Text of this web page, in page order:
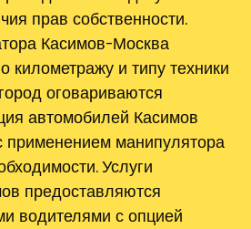
прав собственности.
Касимов-Москва
километражу и типу техники
оговариваются
автомобилей Касимов
применением манипулятора
Услуги
предоставляются
водителями с опцией